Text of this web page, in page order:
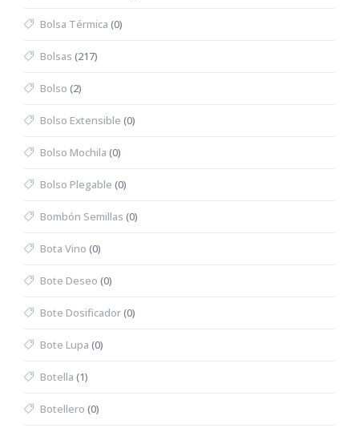
Bolsa Térmica (0)
Bolsas (217)
Bolso (2)
Bolso Extensible (0)
Bolso Mochila (0)
Bolso Plegable (0)
Bombón Semillas (0)
Bota Vino (0)
Bote Deseo (0)
Bote Dosificador(0)
Bote Lupa (0)
Botella (1)
Botellero (0)